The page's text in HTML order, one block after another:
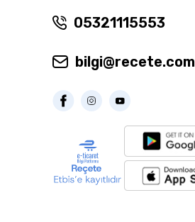
05321115553
bilgi@recete.com